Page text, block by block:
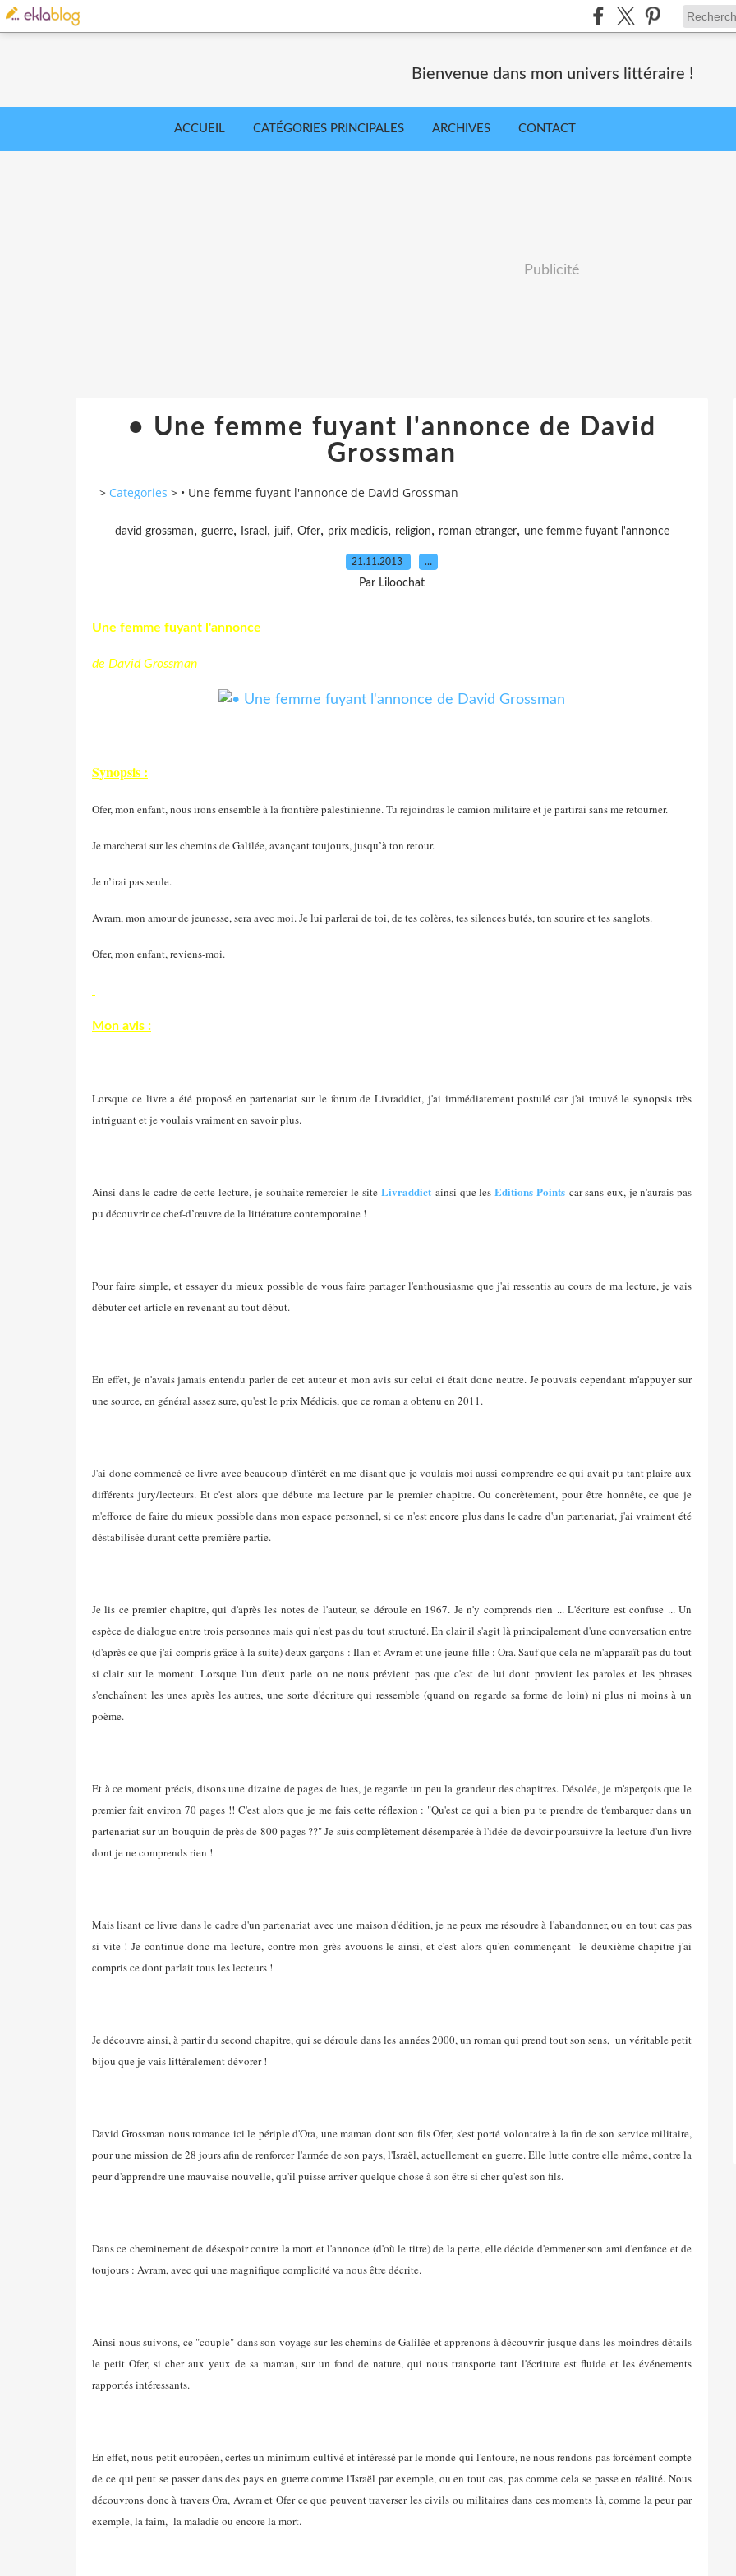
Bienvenue dans mon univers littéraire !
ACCUEIL CATÉGORIES PRINCIPALES ARCHIVES CONTACT
Publicité
• Une femme fuyant l'annonce de David
Grossman
> Categories > • Une femme fuyant l'annonce de David Grossman
david grossman, guerre, Israel, juif, Ofer, prix medicis, religion, roman etranger, une femme fuyant l'annonce
21.11.2013 …
Par Liloochat
Une femme fuyant l'annonce
de David Grossman
Synopsis :
Ofer, mon enfant, nous irons ensemble à la frontière palestinienne. Tu rejoindras le camion militaire et je partirai sans me retourner.
Je marcherai sur les chemins de Galilée, avançant toujours, jusqu’à ton retour.
Je n’irai pas seule.
Avram, mon amour de jeunesse, sera avec moi. Je lui parlerai de toi, de tes colères, tes silences butés, ton sourire et tes sanglots.
Ofer, mon enfant, reviens-moi.
Mon avis :
Lorsque ce livre a été proposé en partenariat sur le forum de Livraddict, j'ai immédiatement postulé car j'ai trouvé le synopsis très
intriguant et je voulais vraiment en savoir plus.
Ainsi dans le cadre de cette lecture, je souhaite remercier le site Livraddict ainsi que lesEditions Points car sans eux, je n'aurais pas
pu découvrir ce chef-d’œuvre de la littérature contemporaine !
Pour faire simple, et essayer du mieux possible de vous faire partager l'enthousiasme que j'ai ressentis au cours de ma lecture, je vais
débuter cet article en revenant au tout début.
En effet, je n'avais jamais entendu parler de cet auteur et mon avis sur celui ci était donc neutre. Je pouvais cependant m'appuyer sur
une source, en général assez sure, qu'est le prix Médicis, que ce roman a obtenu en 2011.
J'ai donc commencé ce livre avec beaucoup d'intérêt en me disant que je voulais moi aussi comprendre ce qui avait pu tant plaire aux
différents jury/lecteurs. Et c'est alors que débute ma lecture par le premier chapitre. Ou concrètement, pour être honnête, ce que je
m'efforce de faire du mieux possible dans mon espace personnel, si ce n'est encore plus dans le cadre d'un partenariat, j'ai vraiment été
déstabilisée durant cette première partie.
Je lis ce premier chapitre, qui d'après les notes de l'auteur, se déroule en 1967. Je n'y comprends rien ... L'écriture est confuse ... Un
espèce de dialogue entre trois personnes mais qui n'est pas du tout structuré. En clair il s'agit là principalement d'une conversation entre
(d'après ce que j'ai compris grâce à la suite) deux garçons : Ilan et Avram et une jeune fille : Ora. Sauf que cela ne m'apparaît pas du tout
si clair sur le moment. Lorsque l'un d'eux parle on ne nous prévient pas que c'est de lui dont provient les paroles et les phrases
s'enchaînent les unes après les autres, une sorte d'écriture qui ressemble (quand on regarde sa forme de loin) ni plus ni moins à un
poème.
Et à ce moment précis, disons une dizaine de pages de lues, je regarde un peu la grandeur des chapitres. Désolée, je m'aperçois que le
premier fait environ 70 pages !! C'est alors que je me fais cette réflexion : "Qu'est ce qui a bien pu te prendre de t'embarquer dans un
partenariat sur un bouquin de près de 800 pages ??" Je suis complètement désemparée à l'idée de devoir poursuivre la lecture d'un livre
dont je ne comprends rien !
Mais lisant ce livre dans le cadre d'un partenariat avec une maison d'édition, je ne peux me résoudre à l'abandonner, ou en tout cas pas
si vite ! Je continue donc ma lecture, contre mon grès avouons le ainsi, et c'est alors qu'en commençant le deuxième chapitre j'ai
compris ce dont parlait tous les lecteurs !
Je découvre ainsi, à partir du second chapitre, qui se déroule dans les années 2000, un roman qui prend tout son sens, un véritable petit
bijou que je vais littéralement dévorer !
David Grossman nous romance ici le périple d'Ora, une maman dont son fils Ofer, s'est porté volontaire à la fin de son service militaire,
pour une mission de 28 jours afin de renforcer l'armée de son pays, l'Israël, actuellement en guerre. Elle lutte contre elle même, contre la
peur d'apprendre une mauvaise nouvelle, qu'il puisse arriver quelque chose à son être si cher qu'est son fils.
Dans ce cheminement de désespoir contre la mort et l'annonce (d'où le titre) de la perte, elle décide d'emmener son ami d'enfance et de
toujours : Avram, avec qui une magnifique complicité va nous être décrite.
Ainsi nous suivons, ce "couple" dans son voyage sur les chemins de Galilée et apprenons à découvrir jusque dans les moindres détails
le petit Ofer, si cher aux yeux de sa maman, sur un fond de nature, qui nous transporte tant l'écriture est fluide et les événements
rapportés intéressants.
En effet, nous petit européen, certes un minimum cultivé et intéressé par le monde qui l'entoure, ne nous rendons pas forcément compte
de ce qui peut se passer dans des pays en guerre comme l'Israël par exemple, ou en tout cas, pas comme cela se passe en réalité. Nous
découvrons donc à travers Ora, Avram et Ofer ce que peuvent traverser les civils ou militaires dans ces moments là, comme la peur par
exemple, la faim, la maladie ou encore la mort.